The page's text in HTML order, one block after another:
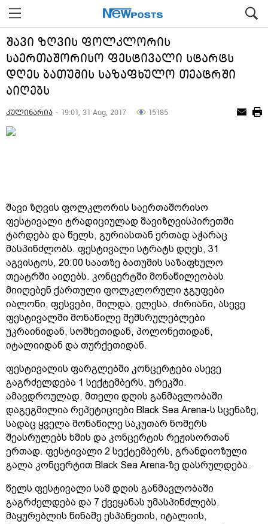
შავი ზღვის ფოლკლორის
საერთაშორისო ფესტივალი სტარტს
დღეს ბათუმის საზაფხულო თეატრში
აიღებს
კულინარია - 19:01, 31 Aug, 2017 15185
შავი ზღვის ფოლკლორის საერთაშორისო
ფესტივალი ტრადიციულად შავიზღვისპირეთში
ტარდება და წელს, გურიასთან ერთად აჭარაც
მასპინძლობს. ფესტივალი სტრატს დღეს, 31
აგვისტოს, 20:00 საათზე ბათუმის საზაფხულო
თეატრში აიღებს. კონცერტში მონაწილეობას
მიიღებენ ქართული ფოლკლორული ჯგუფები
იალონი, ფესვები, შილდა, ელესა, ძირიანი, ასევე
ფესტივალში მონაწილე შემსრულებლები
უკრაინიდან, სომხეთიდან, პოლონეთიდან,
იტალიიდან და თურქეთიდან.
ფესტივალის ფარგლებში კონცერტები ასევე
გაგრძელდება 1 სექტემბერს, ურეკში.
ამავდროულად, მთელი დღის განმავლობაში
დაგეგმილია რეპეტიციები Black Sea Arena-ს სცენაზე,
სადაც ყველა მონაწილე საკუთარ ნომერს
შეასრულებს ხმის და კონცერტის რეჟისორთან
ერთად. ფესტივალი 2 სექტემბერს, გრანდიოზული
გალა კონცერტით Black Sea Arena-ზე დასრულდება.
წელს ფესტივალი სამ დღის განმავლობაში
გაგრძელდება და 7 ქვეყანას უმასპინძლებს.
მაყურებლის წინაშე ესპანეთის, იტალიის,